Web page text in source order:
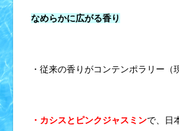
なめらかに広がる香り
・従来の香りがコンテンポラリー
・カシスとピンクジャスミンで、日